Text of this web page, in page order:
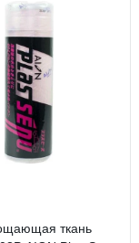
ткань